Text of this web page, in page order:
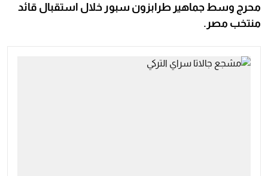
محرج وسط جماهير طرابزون سبور خلال استقبال قائد
منتخب مصر.